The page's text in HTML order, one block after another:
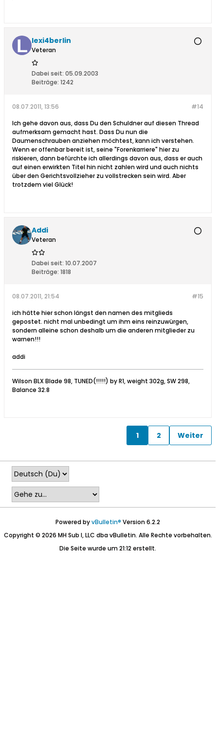
lexi4berlin
Veteran
Dabei seit: 05.09.2003
Beiträge: 1242
#14
08.07.2011, 13:56
Ich gehe davon aus, dass Du den Schuldner auf diesen Thread
aufmerksam gemacht hast. Dass Du nun die
Daumenschrauben anziehen möchtest, kann ich verstehen.
Wenn er offenbar bereit ist, seine "Forenkarriere" hier zu
riskieren, dann befürchte ich allerdings davon aus, dass er auch
auf einen erwirkten Titel hin nicht zahlen wird und auch nichts
über den Gerichtsvollzieher zu vollstrecken sein wird. Aber
trotzdem viel Glück!
Addi
Veteran
Dabei seit: 10.07.2007
Beiträge: 1818
#15
08.07.2011, 21:54
ich hätte hier schon längst den namen des mitglieds
gepostet. nicht mal unbedingt um ihm eins reinzuwürgen,
sondern alleine schon deshalb um die anderen mitglieder zu
warnen!!!
addi
Wilson BLX Blade 98, TUNED(!!!!!) by R1, weight 302g, SW 298,
Balance 32.8
1 2 Weiter
Powered byvBulletin® Version 6.2.2
Copyright © 2026 MH Sub I, LLC dba vBulletin. Alle Rechte vorbehalten.
Die Seite wurde um 21:12 erstellt.